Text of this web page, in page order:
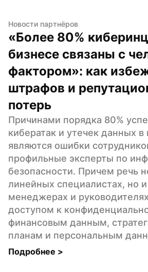
Новости партнёров
«Более 80%
бизнесе связаны с
фактором»: как
штрафов и
потерь
Причинами порядка 80%
кибератак и утечек данных в
являются ошибки
профильные эксперты по
безопасности. Причем речь
линейных специалистах, но
менеджерах и
доступом к
финансовым данным,
планам и персональным
Подробнее >